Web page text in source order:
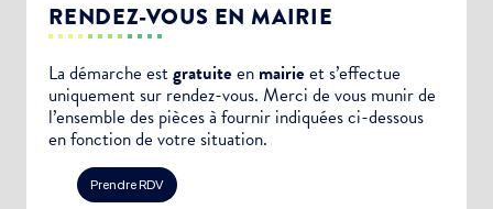
RENDEZ-VOUS EN MAIRIE
La démarche estgratuiteen mairieet s’effectue
uniquement sur rendez-vous. Merci de vous munir de
l’ensemble des pièces à fournir indiquées ci-dessous
en fonction de votre situation.